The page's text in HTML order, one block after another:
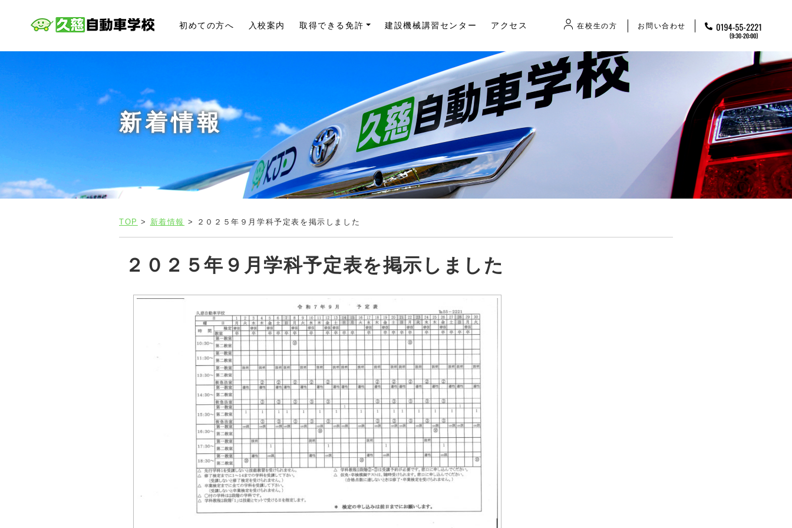
初めての方へ 入校案内 取得できる免許 建設機械講習センター アクセス 在校生の方 お問い合わせ
新着情報
TOP > 新着情報 > ２０２５年９月学科予定表を掲示しました
２０２５年９月学科予定表を掲示しました